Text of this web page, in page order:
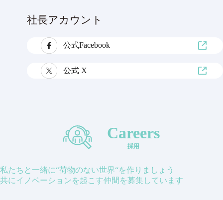
社長アカウント
公式Facebook
公式 X
Careers
採用
私たちと一緒に“荷物のない世界“を作りましょう
共にイノベーションを起こす仲間を募集しています